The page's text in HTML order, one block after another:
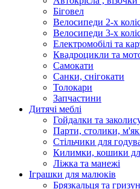
Біговел
Велосипеди 2-х
Велосипеди 3-х
Електромобілі та
Квадроцикли та
Самокати
Санки, снігокати
Толокари
Запчастини
Дитячі меблі
Гойдалки та
Парти, столики,
Стільчики для
Килимки, кошики
Ліжка та манежі
Іграшки для малюків
Брязкальця та